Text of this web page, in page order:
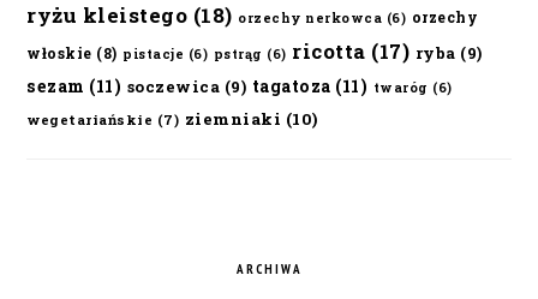
ryżu kleistego (18) orzechy nerkowca (6) orzechy
włoskie (8) pistacje (6) pstrąg (6) ricotta (17) ryba (9)
sezam (11) soczewica (9) tagatoza (11) twaróg (6)
wegetariańskie (7) ziemniaki (10)
ARCHIWA